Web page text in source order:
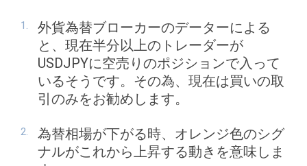
外貨為替ブローカーのデーターによる
と、現在半分以上のトレーダーが
USDJPYに空売りのポジションで入って
いるそうです。その為、現在は買いの取
引のみをお勧めします。
為替相場が下がる時、オレンジ色のシグ
ナルがこれから上昇する動きを意味しま